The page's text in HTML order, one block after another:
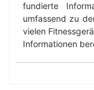
fundierte
umfassend zu
vielen
Informationen